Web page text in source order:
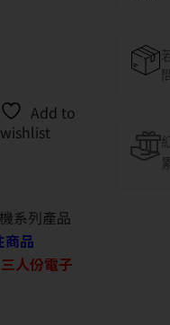
Add to
wishlist
系列產品
商品
人份電子